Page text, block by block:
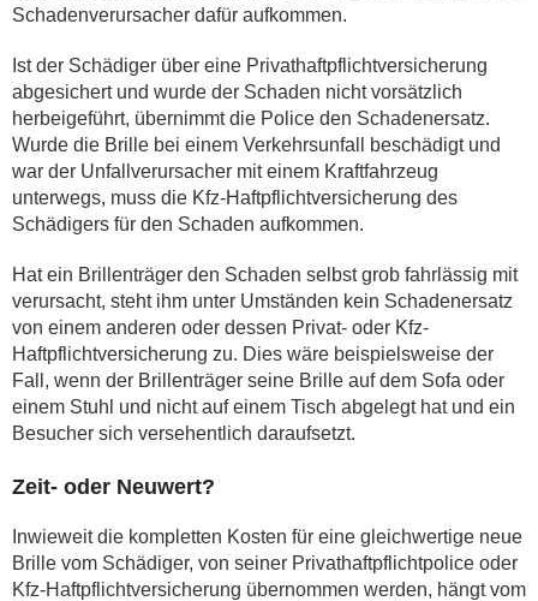
Schadenverursacher dafür aufkommen.
Ist der Schädiger über eine Privathaftpflichtversicherung
abgesichert und wurde der Schaden nicht vorsätzlich
herbeigeführt, übernimmt die Police den Schadenersatz.
Wurde die Brille bei einem Verkehrsunfall beschädigt und
war der Unfallverursacher mit einem Kraftfahrzeug
unterwegs, muss die Kfz-Haftpflichtversicherung des
Schädigers für den Schaden aufkommen.
Hat ein Brillenträger den Schaden selbst grob fahrlässig mit
verursacht, steht ihm unter Umständen kein Schadenersatz
von einem anderen oder dessen Privat- oder Kfz-
Haftpflichtversicherung zu. Dies wäre beispielsweise der
Fall, wenn der Brillenträger seine Brille auf dem Sofa oder
einem Stuhl und nicht auf einem Tisch abgelegt hat und ein
Besucher sich versehentlich daraufsetzt.
Zeit- oder Neuwert?
Inwieweit die kompletten Kosten für eine gleichwertige neue
Brille vom Schädiger, von seiner Privathaftpflichtpolice oder
Kfz-Haftpflichtversicherung übernommen werden, hängt vom